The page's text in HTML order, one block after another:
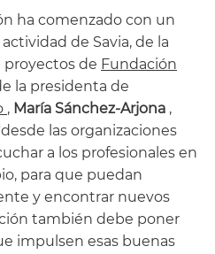
ha comenzado con un
de Savia, de la
proyectos de Fundación
la presidenta de
, María Sánchez-Arjona ,
las organizaciones
a los profesionales en
para que puedan
y encontrar nuevos
también debe poner
impulsen esas buenas